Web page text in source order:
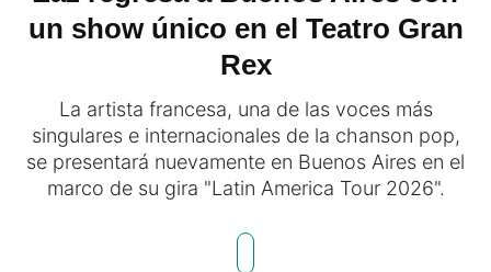
un show único en el Teatro Gran
Rex
La artista francesa, una de las voces más
singulares e internacionales de la chanson pop,
se presentará nuevamente en Buenos Aires en el
marco de su gira "Latin America Tour 2026".